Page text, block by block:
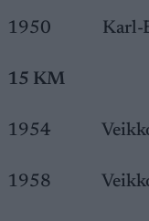
1950 Karl-
15 KM
1954 Veikko
1958 Veikko